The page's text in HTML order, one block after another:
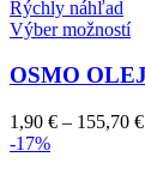
Rýchly náhľad
Výber možností
OSMO
1,90 € – 155,70 €
-17%